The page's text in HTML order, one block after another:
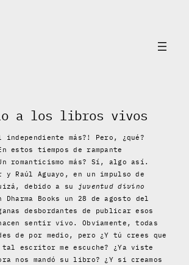
a los libros vivos
más?! Pero, ¿qué?
estos tiempos de rampante
romanticismo más? Sí, algo así.
Raúl Aguayo, en un impulso de
debido a su juventud divino
Books un 28 de agosto del
desbordantes de publicar esos
sentir vivo. Obviamente, todas
de por medio, pero ¿Y tú crees que
escritor me escuche? ¿Ya viste
nos mandó su libro? ¿Y si creamos